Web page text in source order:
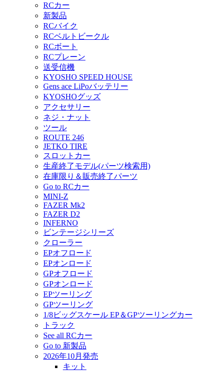
RCカー
新製品
RCバイク
RCベルトビークル
RCボート
RCプレーン
送受信機
KYOSHO SPEED HOUSE
Gens ace LiPoバッテリー
KYOSHOグッズ
アクセサリー
ネジ・ナット
ツール
ROUTE 246
JETKO TIRE
スロットカー
生産終了モデル(パーツ検索用)
在庫限り＆販売終了パーツ
Go to RCカー
MINI-Z
FAZER Mk2
FAZER D2
INFERNO
ビンテージシリーズ
クローラー
EPオフロード
EPオンロード
GPオフロード
GPオンロード
EPツーリング
GPツーリング
1/8ビッグスケール EP＆GPツーリングカー
トラック
See all RCカー
Go to 新製品
2026年10月発売
キット